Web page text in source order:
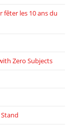
les 10 ans du
Zero Subjects